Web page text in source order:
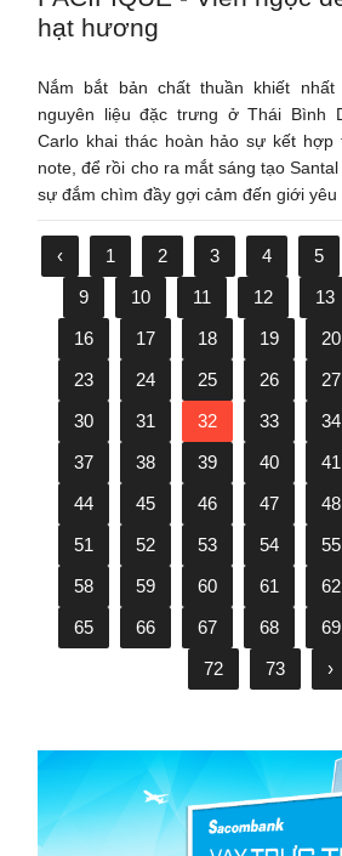
hạt hương
Nắm bắt bản chất thuần khiết
nguyên liệu đặc trưng ở Thái Bình
Carlo khai thác hoàn hảo sự kết hợp
note, để rồi cho ra mắt sáng tạo
sự đắm chìm đầy gợi cảm đến giới yêu
‹ 1 2 3 4 5
9
10 11 12 13
16
17 18 19 20
23
24 25 26 27
30
31 32 33 34
37
38 39 40 41
44
45 46 47 48
51
52 53 54 55
58
59 60 61 62
65
66 67 68 69
72
73 ›